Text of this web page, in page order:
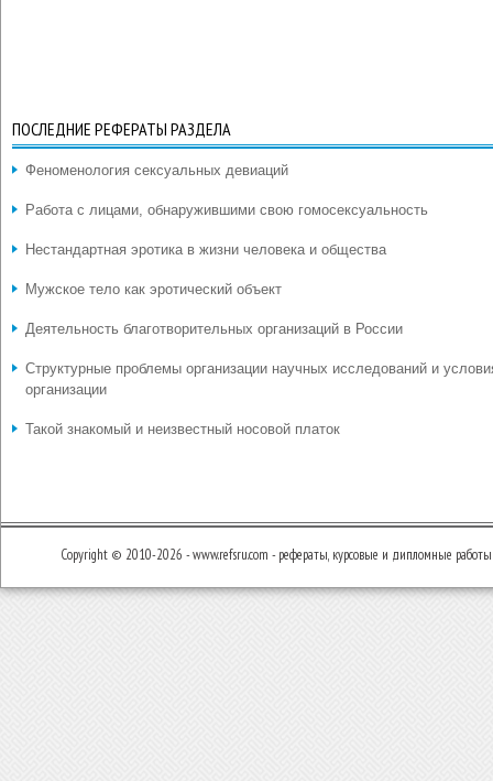
ПОСЛЕДНИЕ РЕФЕРАТЫ РАЗДЕЛА
Феноменология сексуальных девиаций
Работа с лицами, обнаружившими свою гомосексуальность
Нестандартная эротика в жизни человека и общества
Мужское тело как эротический объект
Деятельность благотворительных организаций в России
Структурные проблемы организации научных исследований и
организации
Такой знакомый и неизвестный носовой платок
Copyright © 2010-2026 - www.refsru.com - рефераты, курсовые и дипломные работы